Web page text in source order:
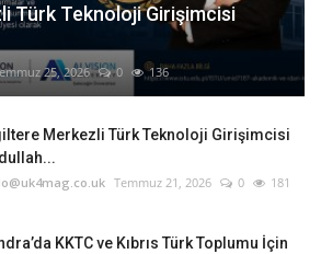
Türk Teknoloji Girişimcisi
25, 2026 0 136
Merkezli Türk Teknoloji Girişimcisi
Temmuz 21, 2026 0 181
KKTC ve Kıbrıs Türk Toplumu İçin